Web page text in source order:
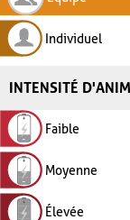
Individuel
INTENSITÉ
Faible
Moyenne
Élevée